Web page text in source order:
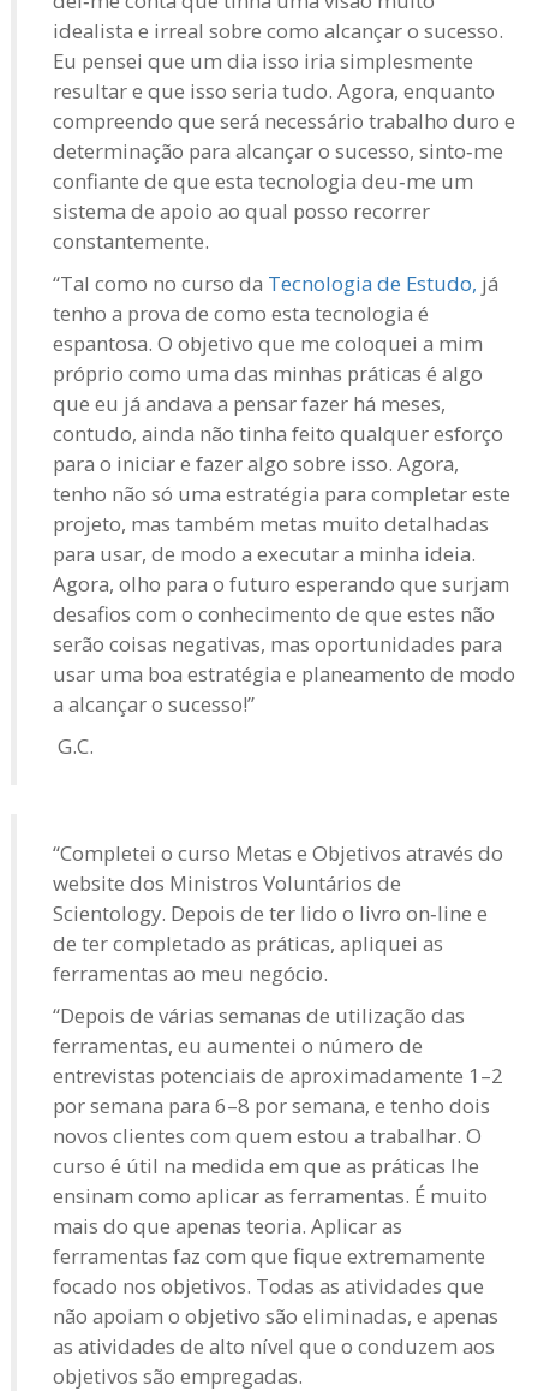
idealista e irreal sobre como alcançar o sucesso.
Eu pensei que um dia isso iria simplesmente
resultar e que isso seria tudo. Agora, enquanto
compreendo que será necessário trabalho duro e
determinação para alcançar o sucesso, sinto‑me
confiante de que esta tecnologia deu‑me um
sistema de apoio ao qual posso recorrer
constantemente.
“Tal como no curso da Tecnologia de Estudo, já
tenho a prova de como esta tecnologia é
espantosa. O objetivo que me coloquei a mim
próprio como uma das minhas práticas é algo
que eu já andava a pensar fazer há meses,
contudo, ainda não tinha feito qualquer esforço
para o iniciar e fazer algo sobre isso. Agora,
tenho não só uma estratégia para completar este
projeto, mas também metas muito detalhadas
para usar, de modo a executar a minha ideia.
Agora, olho para o futuro esperando que surjam
desafios com o conhecimento de que estes não
serão coisas negativas, mas oportunidades para
usar uma boa estratégia e planeamento de modo
a alcançar o sucesso!”
G.C.
“Completei o curso Metas e Objetivos através do
website dos Ministros Voluntários de
Scientology. Depois de ter lido o livro on‑line e
de ter completado as práticas, apliquei as
ferramentas ao meu negócio.
“Depois de várias semanas de utilização das
ferramentas, eu aumentei o número de
entrevistas potenciais de aproximadamente 1–2
por semana para 6–8 por semana, e tenho dois
novos clientes com quem estou a trabalhar. O
curso é útil na medida em que as práticas lhe
ensinam como aplicar as ferramentas. É muito
mais do que apenas teoria. Aplicar as
ferramentas faz com que fique extremamente
focado nos objetivos. Todas as atividades que
não apoiam o objetivo são eliminadas, e apenas
as atividades de alto nível que o conduzem aos
objetivos são empregadas.